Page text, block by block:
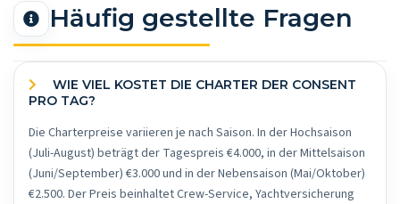
Häufig gestellte Fragen
PRO TAG?
Die Charterpreise variieren je nach Saison. In der Hochsaison
(Juli-August) beträgt der Tagespreis €4.000, in der Mittelsaison
(Juni/September) €3.000 und in der Nebensaison (Mai/Oktober)
€2.500. Der Preis beinhaltet Crew-Service, Yachtversicherung